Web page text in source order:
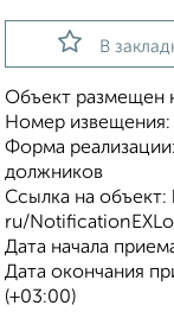
В
Объект размещен
Номер
Форма
должников
Ссылка на объект:
ru/
Дата начала
Дата окончания
(+03:00)